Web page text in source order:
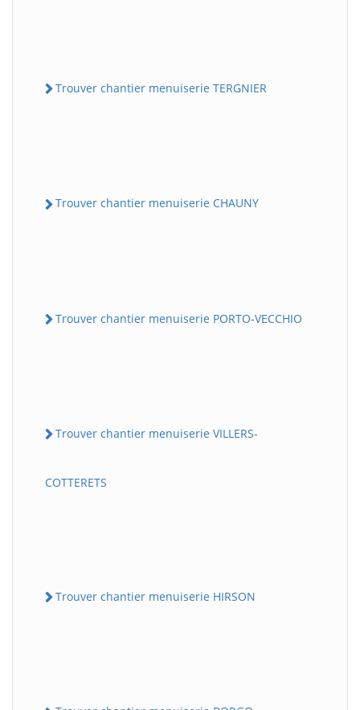
Trouver chantier menuiserie TERGNIER
Trouver chantier menuiserie CHAUNY
Trouver chantier menuiserie PORTO-VECCHIO
Trouver chantier menuiserie VILLERS-
COTTERETS
Trouver chantier menuiserie HIRSON